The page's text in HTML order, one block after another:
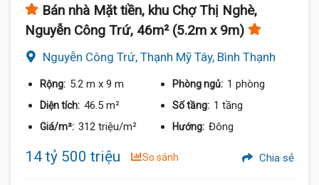
Bán nhà Mặt tiền, khu Chợ Thị Nghè,
Nguyễn Công Trứ, 46m² (5.2m x 9m)
Nguyễn Công Trứ, Thạnh Mỹ Tây, Bình Thạnh
Rộng: 5.2 m x 9 m Phòng ngủ: 1 phòng
Diện tích: 46.5 m² Số tầng: 1 tầng
Giá/m²: 312 triệu/m² Hướng: Đông
14 tỷ 500 triệu So sánh Chia sẻ